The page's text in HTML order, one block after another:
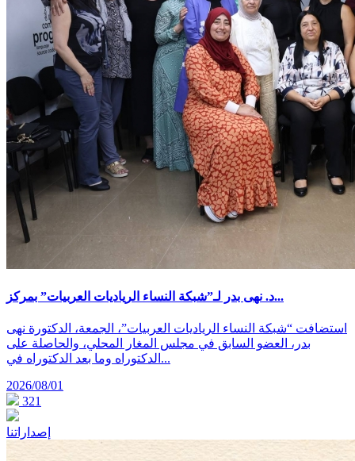
د. نهى بدر لـ”شبكة النساء الرياديات العربيات” بمركز...
استضافت “شبكة النساء الرياديات العربيات”، الجمعة، الدكتورة نهى
بدر، العضو السابق في مجلس المغار المحلي، والحاصلة على
الدكتوراه وما بعد الدكتوراه في...
2026/08/01
321
إصداراتنا